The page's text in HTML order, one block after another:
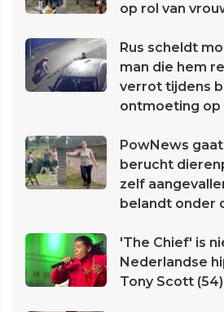
op rol van
Rus scheldt
man die hem
verrot tijdens
ontmoeting op
PowNews
berucht
zelf
belandt onder
'The Chief' is
Nederlandse
Tony Scott